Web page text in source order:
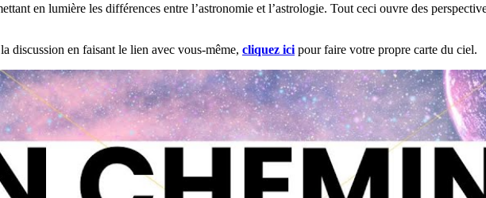
en lumière les différences entre l’astronomie et l’astrologie. Tout ceci ouvre des
discussion en faisant le lien avec vous-même, cliquez ici pour faire votre propre carte du ciel.